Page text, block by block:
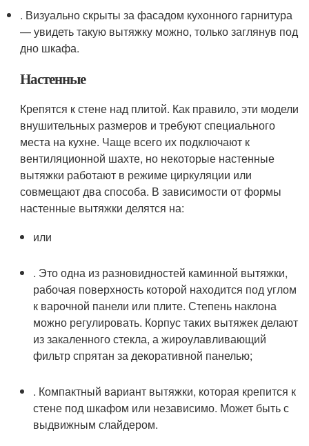
. Визуально скрыты за фасадом кухонного гарнитура
— увидеть такую вытяжку можно, только заглянув под
дно шкафа.
Настенные
Крепятся к стене над плитой. Как правило, эти модели
внушительных размеров и требуют специального
места на кухне. Чаще всего их подключают к
вентиляционной шахте, но некоторые настенные
вытяжки работают в режиме циркуляции или
совмещают два способа. В зависимости от формы
настенные вытяжки делятся на:
или
. Это одна из разновидностей каминной вытяжки,
рабочая поверхность которой находится под углом
к варочной панели или плите. Степень наклона
можно регулировать. Корпус таких вытяжек делают
из закаленного стекла, а жироулавливающий
фильтр спрятан за декоративной панелью;
. Компактный вариант вытяжки, которая крепится к
стене под шкафом или независимо. Может быть с
выдвижным слайдером.